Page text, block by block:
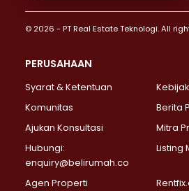
Properti Dijual di Bendungan Hilir >
Properti Dijual di Jakarta
Properti Dijual di Lebak Bulus >
Properti Dijual di Gandaria Selatan >
Properti Dijual di Pondok Labu >
Properti Dijual di Lenteng Agung >
Properti Dijual di Senayan >
Properti Dijual di Pondok Pinang >
© 2026 - PT Real Estate Teknologi. All
PERUSAHAAN
Syarat & Ketentuan
Komunitas
Berita
Ajukan Konsultasi
Mitra
Hubungi:
enquiry@belirumah.co
Listing
Agen Properti